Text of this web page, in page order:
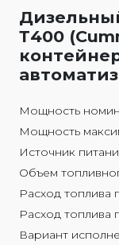
Т400
Мощность
Мощность
Источник
Объем
Расход топлива
Расход топлива
Вариант